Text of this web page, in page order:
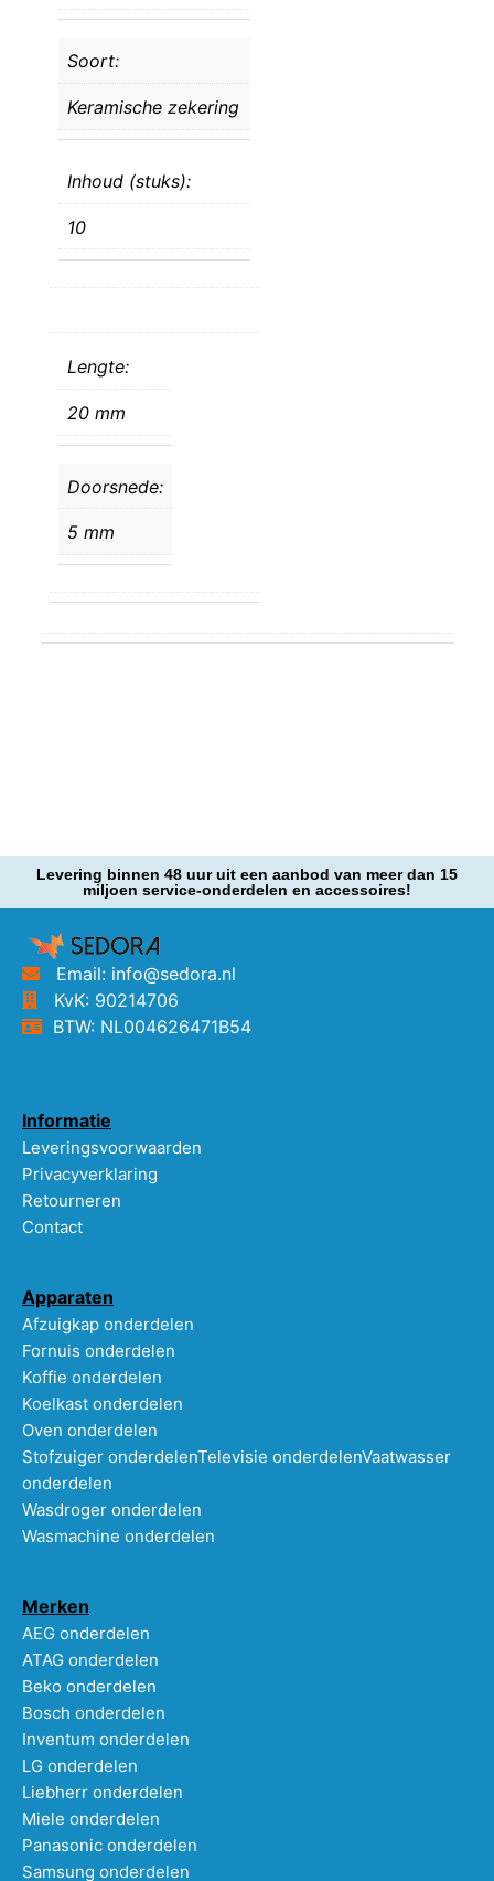
Soort:
Keramische zekering
Inhoud (stuks):
10
Lengte:
20 mm
Doorsnede:
5 mm
Levering binnen 48 uur uit een aanbod van meer dan 15
miljoen service-onderdelen en accessoires!
Email: info@sedora.nl
KvK: 90214706
BTW: NL004626471B54
Informatie
Leveringsvoorwaarden
Privacyverklaring
Retourneren
Contact
Apparaten
Afzuigkap onderdelen
Fornuis onderdelen
Koffie onderdelen
Koelkast onderdelen
Oven onderdelen
Stofzuiger onderdelenTelevisie onderdelenVaatwasser
onderdelen
Wasdroger onderdelen
Wasmachine onderdelen
Merken
AEG onderdelen
ATAG onderdelen
Beko onderdelen
Bosch onderdelen
Inventum onderdelen
LG onderdelen
Liebherr onderdelen
Miele onderdelen
Panasonic onderdelen
Samsung onderdelen